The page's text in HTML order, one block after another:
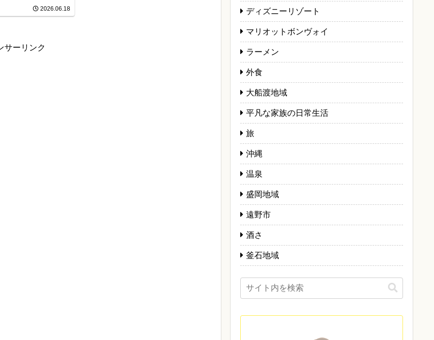
表されましたミッキ
ーインパルスの展示
おり、岩手県内外か
2026.06.18
サーリンク
ディズニーリゾート
マリオットボンヴォイ
ラーメン
外食
大船渡地域
平凡な家族の日常生活
旅
沖縄
温泉
盛岡地域
遠野市
酒さ
釜石地域